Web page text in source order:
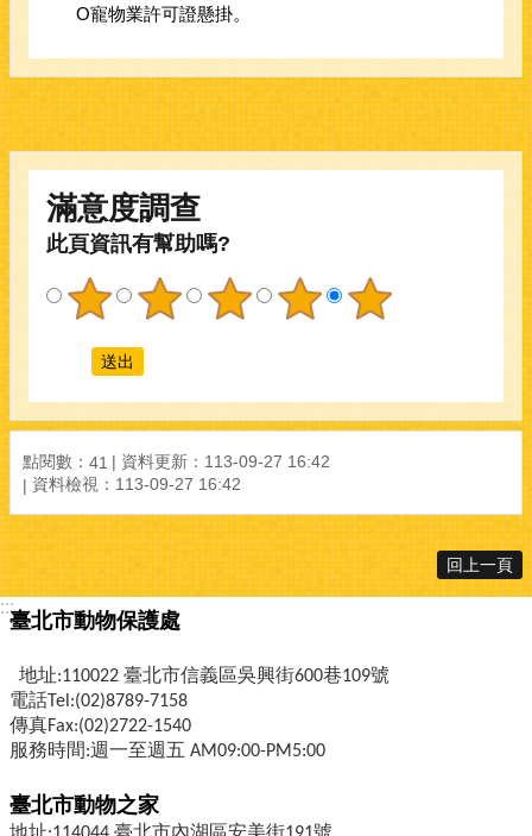
O寵物業許可證懸掛。
滿意度調查
此頁資訊有幫助嗎?
點閱數： 41 資料更新： 113-09-27 16:42
資料檢視： 113-09-27 16:42
回上一頁
:::
臺北市動物保護處
地址:110022 臺北市信義區吳興街600巷109號
電話Tel:(02)8789-7158
傳真Fax:(02)2722-1540
服務時間:週一至週五 AM09:00-PM5:00
臺北市動物之家